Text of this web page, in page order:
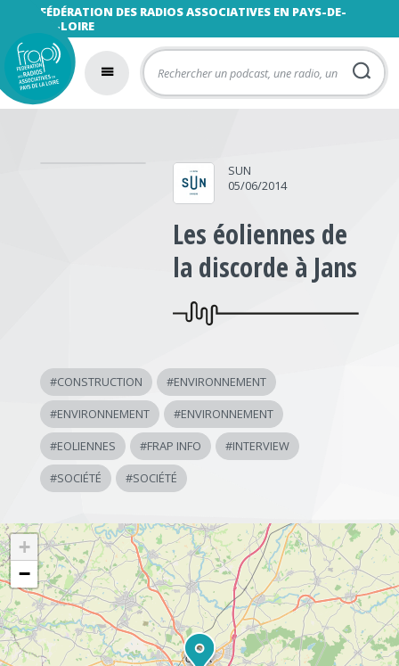
FÉDÉRATION DES RADIOS ASSOCIATIVES EN PAYS-DE-
LA-LOIRE
SUN
05/06/2014
Les éoliennes de
la discorde à Jans
#CONSTRUCTION #ENVIRONNEMENT
#ENVIRONNEMENT #ENVIRONNEMENT
#EOLIENNES #FRAP INFO #INTERVIEW
#SOCIÉTÉ #SOCIÉTÉ
+
−